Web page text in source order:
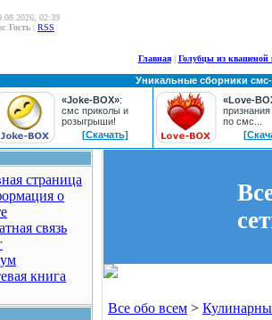
02:39
Гость | RSS
Главная| Голубцы из квашеной
Уникальные сборники
«Joke-BOX»:
смс приколы и
розыгрыши!
[Скачать]
«Love-
по смс...
страница
о
связь
книга
Все обо всем >